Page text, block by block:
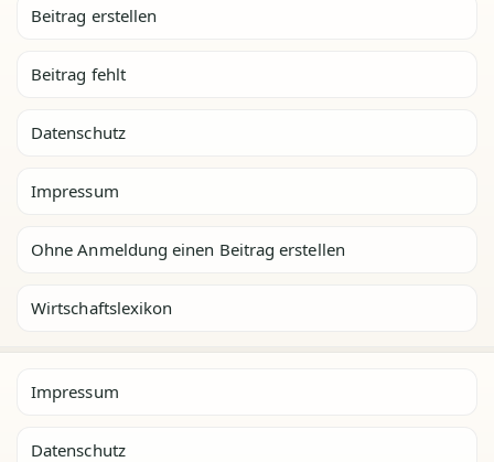
Beitrag erstellen
Beitrag fehlt
Datenschutz
Impressum
Ohne Anmeldung einen Beitrag erstellen
Wirtschaftslexikon
Impressum
Datenschutz